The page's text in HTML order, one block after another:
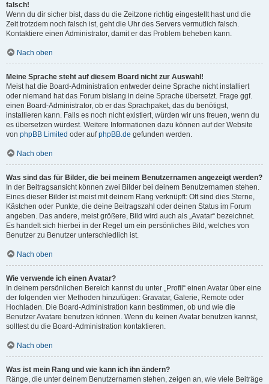
falsch!
Wenn du dir sicher bist, dass du die Zeitzone richtig eingestellt hast und die
Zeit trotzdem noch falsch ist, geht die Uhr des Servers vermutlich falsch.
Kontaktiere einen Administrator, damit er das Problem beheben kann.
Nach oben
Meine Sprache steht auf diesem Board nicht zur Auswahl!
Meist hat die Board-Administration entweder deine Sprache nicht installiert
oder niemand hat das Forum bislang in deine Sprache übersetzt. Frage ggf.
einen Board-Administrator, ob er das Sprachpaket, das du benötigst,
installieren kann. Falls es noch nicht existiert, würden wir uns freuen, wenn du
es übersetzen würdest. Weitere Informationen dazu können auf der Website
von phpBB Limited oder aufphpBB.de gefunden werden.
Nach oben
Was sind das für Bilder, die bei meinem Benutzernamen angezeigt werden?
In der Beitragsansicht können zwei Bilder bei deinem Benutzernamen stehen.
Eines dieser Bilder ist meist mit deinem Rang verknüpft: Oft sind dies Sterne,
Kästchen oder Punkte, die deine Beitragszahl oder deinen Status im Forum
angeben. Das andere, meist größere, Bild wird auch als „Avatar“ bezeichnet.
Es handelt sich hierbei in der Regel um ein persönliches Bild, welches von
Benutzer zu Benutzer unterschiedlich ist.
Nach oben
Wie verwende ich einen Avatar?
In deinem persönlichen Bereich kannst du unter „Profil“ einen Avatar über eine
der folgenden vier Methoden hinzufügen: Gravatar, Galerie, Remote oder
Hochladen. Die Board-Administration kann bestimmen, ob und wie die
Benutzer Avatare benutzen können. Wenn du keinen Avatar benutzen kannst,
solltest du die Board-Administration kontaktieren.
Nach oben
Was ist mein Rang und wie kann ich ihn ändern?
Ränge, die unter deinem Benutzernamen stehen, zeigen an, wie viele Beiträge